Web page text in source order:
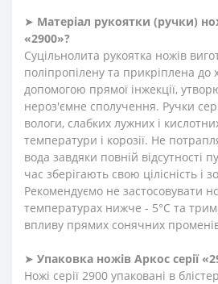
➤ Матеріал рукоятки (ручки)
«2900»?
Суцільнолита рукоятка ножів
поліпропілену та прикріплена до
допомогою прямої інжекції,
нероз'ємне сполучення. Ручки
вологи, слабких лужних і
температури і корозії. Не
вода завдяки повній відсутності
час зберігають свою цілісність і
Рекомендуємо не застосовувати
температурах нижче - 5°С та
впливу прямих сонячних
➤ Упаковка ножів Аркос серії
Ножі серії 2900 упаковані в блістер